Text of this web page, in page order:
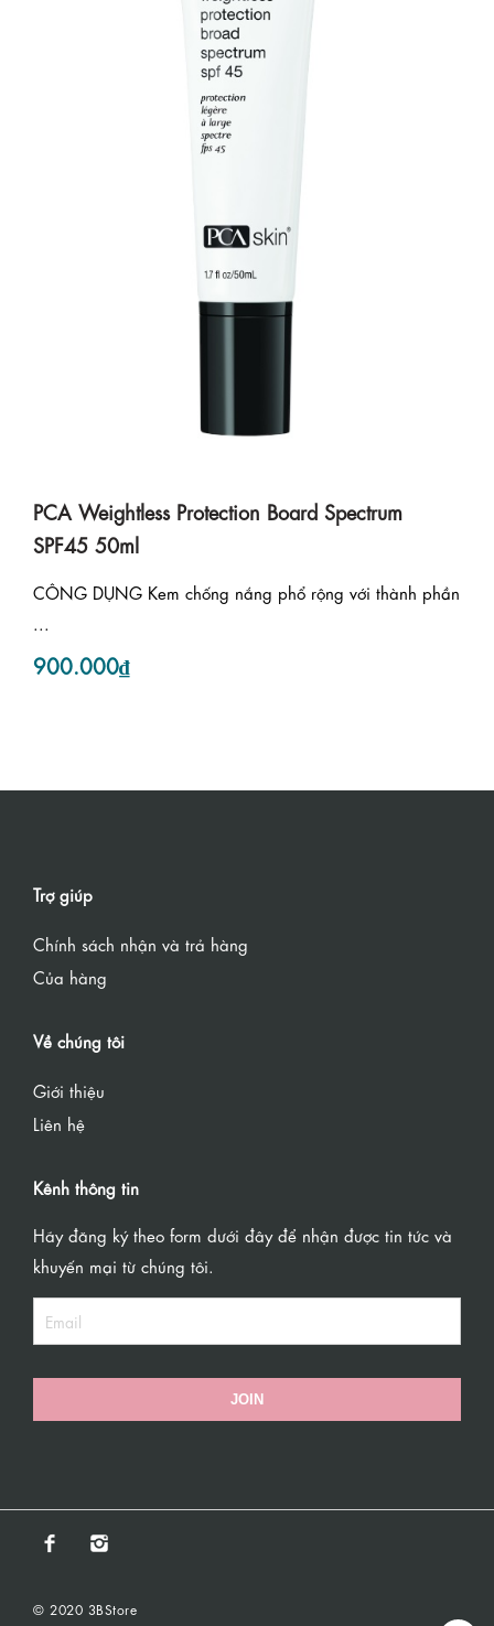
PCA Weightless Protection Board Spectrum
SPF45 50ml
CÔNG DỤNG Kem chống nắng phổ rộng với thành phần
900.000₫
Trợ giúp
Chính sách nhận và trả hàng
Của hàng
Về chúng tôi
Giới thiệu
Liên hệ
Kênh thông tin
Hãy đăng ký theo form dưới đây để nhận được tin tức và
khuyến mại từ chúng tôi.
JOIN
© 2020 3BStore